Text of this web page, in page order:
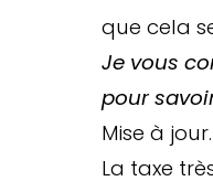
que cela
Je vous
pour
Mise à
La taxe